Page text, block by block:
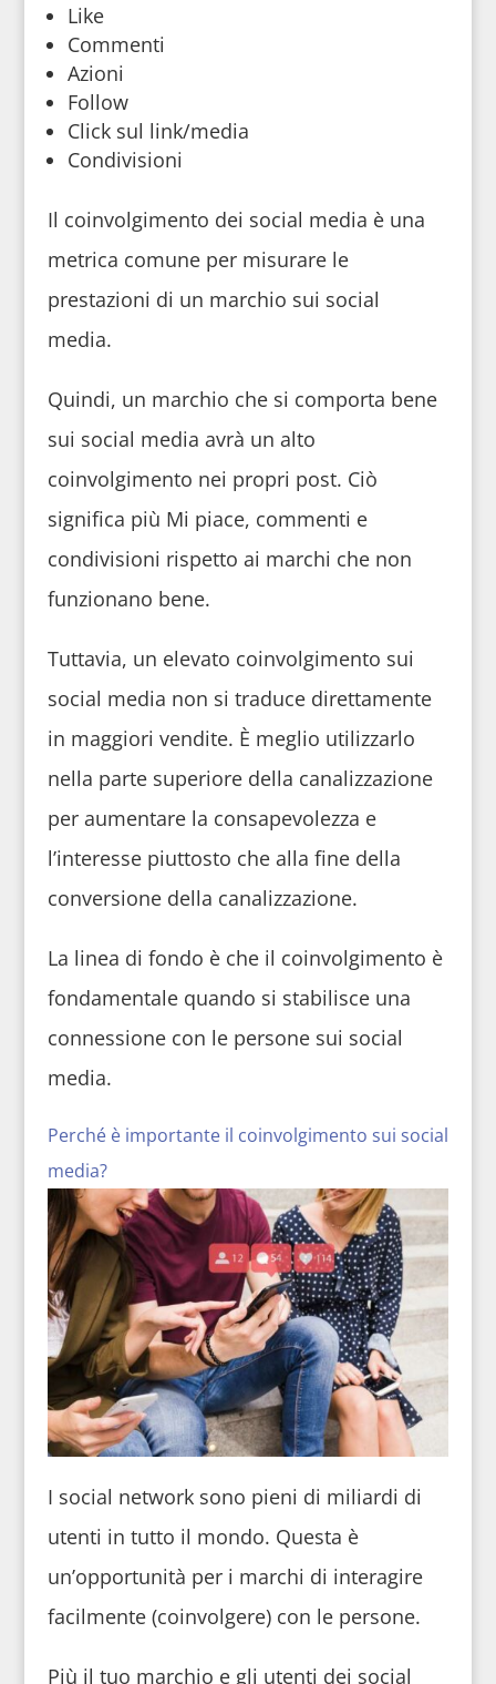
Like
Commenti
Azioni
Follow
Click sul link/media
Condivisioni
Il coinvolgimento dei social media è una
metrica comune per misurare le
prestazioni di un marchio sui social
media.
Quindi, un marchio che si comporta bene
sui social media avrà un alto
coinvolgimento nei propri post. Ciò
significa più Mi piace, commenti e
condivisioni rispetto ai marchi che non
funzionano bene.
Tuttavia, un elevato coinvolgimento sui
social media non si traduce direttamente
in maggiori vendite. È meglio utilizzarlo
nella parte superiore della canalizzazione
per aumentare la consapevolezza e
l’interesse piuttosto che alla fine della
conversione della canalizzazione.
La linea di fondo è che il coinvolgimento è
fondamentale quando si stabilisce una
connessione con le persone sui social
media.
Perché è importante il coinvolgimento sui social
media?
I social network sono pieni di miliardi di
utenti in tutto il mondo. Questa è
un’opportunità per i marchi di interagire
facilmente (coinvolgere) con le persone.
Più il tuo marchio e gli utenti dei social